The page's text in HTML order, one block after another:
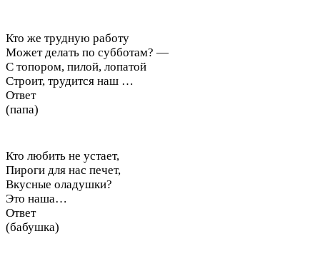
Кто же трудную работу
Может делать по субботам? —
С топором, пилой, лопатой
Строит, трудится наш …
Ответ
(папа)
Кто любить не устает,
Пироги для нас печет,
Вкусные оладушки?
Это наша…
Ответ
(бабушка)